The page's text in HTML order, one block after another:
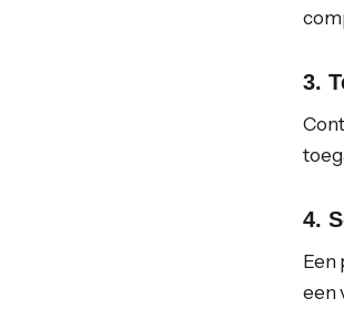
3.
4.
Een
een